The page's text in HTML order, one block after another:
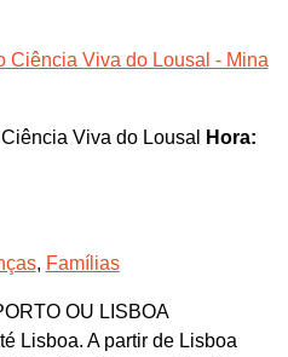
Ciência Viva do Lousal - Mina
Viva do Lousal
Hora:
, Famílias
OU LISBOA
Lisboa. A partir de Lisboa